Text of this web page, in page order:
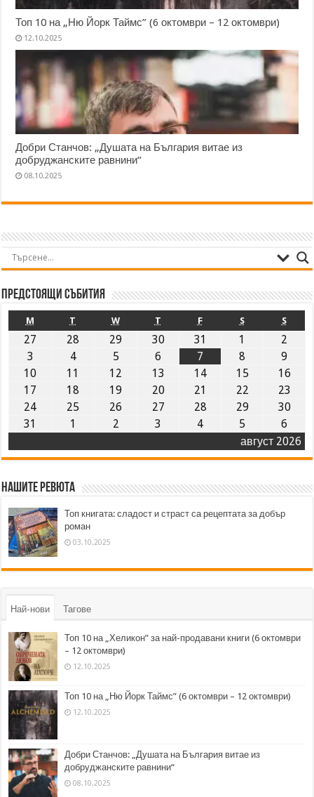
Топ 10 на „Ню Йорк Таймс” (6 октомври – 12 октомври)
12.10.2025
Добри Станчов: „Душата на България витае из
добруджанските равнини“
08.10.2025
Предстоящи събития
август 2026
M T W T F S S
27 28 29 30 31 1
2
3
4 5 6 7 8
9
10
11 12 13 14 15
16
17
18 19 20 21 22
23
24
25 26 27 28 29
30
31
1 2 3 4 5 6
Нашите ревюта
Топ книгата: сладост и страст са рецептата за добър
роман
03.10.2025
Най-нови Тагове
Топ 10 на „Хеликон” за най-продавани книги (6 октомври
– 12 октомври)
12.10.2025
Топ 10 на „Ню Йорк Таймс” (6 октомври – 12 октомври)
12.10.2025
Добри Станчов: „Душата на България витае из
добруджанските равнини“
08.10.2025